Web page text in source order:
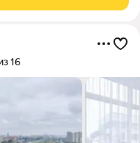
16